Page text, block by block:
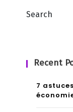
Search
Recent
7